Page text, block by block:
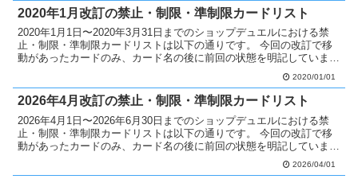
2020年1月改訂の禁止・制限・準制限カードリスト
2020年1月1日〜2020年3月31日までのショップデュエルにおける禁
止・制限・準制限カードリストは以下の通りです。 今回の改訂で移
動があったカードのみ、カード名の後に前回の状態を明記していま
2020/01/01
2026年4月改訂の禁止・制限・準制限カードリスト
2026年4月1日〜2026年6月30日までのショップデュエルにおける禁
止・制限・準制限カードリストは以下の通りです。 今回の改訂で移
動があったカードのみ、カード名の後に前回の状態を明記していま
2026/04/01